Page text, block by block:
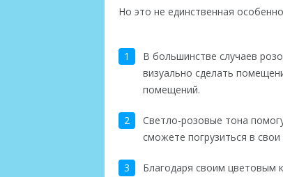
Но это не единственная
В большинстве случаев
визуально сделать
помещений.
Светло-розовые тона
сможете погрузиться в
Благодаря своим цветовым